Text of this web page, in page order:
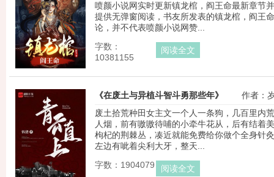
喷颜小说网实时更新镇龙棺，阎王命最新章节
提供无弹窗阅读，书友所发表的镇龙棺，阎王
论，并不代表喷颜小说网赞...
字数：
10381155
阅读全文
《在废土与异植斗智斗勇那些年》
作者：
废土拾荒种田女主文一个人一条狗，几百里内
人烟，前有嗷嗷待哺的小牵牛花从，后有结着
枸杞的荆棘丛，凑近就能免费给你做个全身针
左边有呲着尖利大牙，整天...
字数：1904079
阅读全文